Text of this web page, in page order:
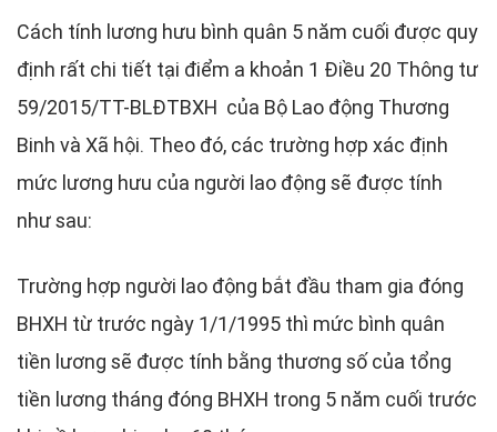
Cách tính lương hưu bình quân 5 năm cuối được quy
định rất chi tiết tại điểm a khoản 1 Điều 20 Thông tư
59/2015/TT-BLĐTBXH của Bộ Lao động Thương
Binh và Xã hội. Theo đó, các trường hợp xác định
mức lương hưu của người lao động sẽ được tính
như sau:
Trường hợp người lao động bắt đầu tham gia đóng
BHXH từ trước ngày 1/1/1995 thì mức bình quân
tiền lương sẽ được tính bằng thương số của tổng
tiền lương tháng đóng BHXH trong 5 năm cuối trước